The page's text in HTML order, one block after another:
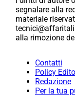
segnalare alla
materiale
alla rimozione
Contatti
Policy
Redazione
Per la tua